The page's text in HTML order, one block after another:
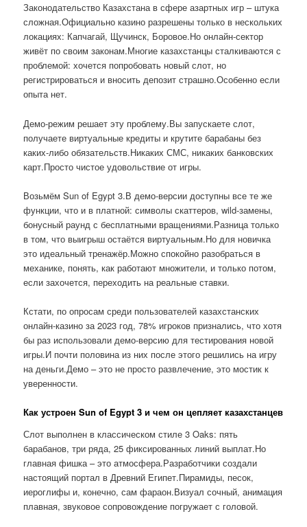
Законодательство Казахстана в сфере азартных игр – штука
сложная.Официально казино разрешены только в нескольких
локациях: Капчагай, Щучинск, Боровое.Но онлайн-сектор
живёт по своим законам.Многие казахстанцы сталкиваются с
проблемой: хочется попробовать новый слот, но
регистрироваться и вносить депозит страшно.Особенно если
опыта нет.
Демо-режим решает эту проблему.Вы запускаете слот,
получаете виртуальные кредиты и крутите барабаны без
каких-либо обязательств.Никаких СМС, никаких банковских
карт.Просто чистое удовольствие от игры.
Возьмём Sun of Egypt 3.В демо-версии доступны все те же
функции, что и в платной: символы скаттеров, wild-замены,
бонусный раунд с бесплатными вращениями.Разница только
в том, что выигрыш остаётся виртуальным.Но для новичка
это идеальный тренажёр.Можно спокойно разобраться в
механике, понять, как работают множители, и только потом,
если захочется, переходить на реальные ставки.
Кстати, по опросам среди пользователей казахстанских
онлайн-казино за 2023 год, 78% игроков признались, что хотя
бы раз использовали демо-версию для тестирования новой
игры.И почти половина из них после этого решились на игру
на деньги.Демо – это не просто развлечение, это мостик к
уверенности.
Как устроен Sun of Egypt 3 и чем он цепляет казахстанцев
Слот выполнен в классическом стиле 3 Oaks: пять
барабанов, три ряда, 25 фиксированных линий выплат.Но
главная фишка – это атмосфера.Разработчики создали
настоящий портал в Древний Египет.Пирамиды, песок,
иероглифы и, конечно, сам фараон.Визуал сочный, анимация
плавная, звуковое сопровождение погружает с головой.